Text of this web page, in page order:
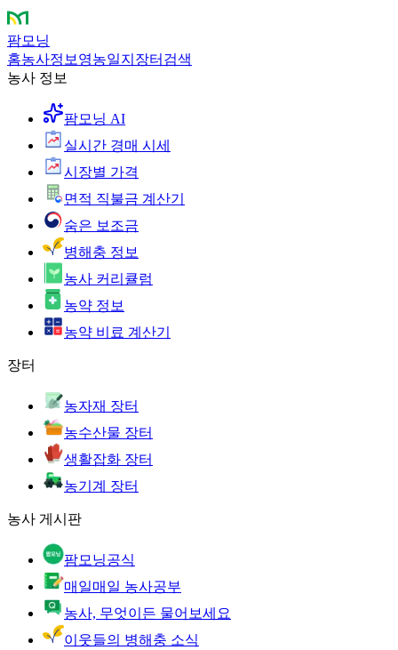
팜모닝
홈농사정보 영농일지 장터 검색
농사 정보
팜모닝 AI
실시간 경매 시세
시장별 가격
면적 직불금 계산기
숨은 보조금
병해충 정보
농사 커리큘럼
농약 정보
농약 비료 계산기
장터
농자재 장터
농수산물 장터
생활잡화 장터
농기계 장터
농사 게시판
팜모닝공식
매일매일 농사공부
농사, 무엇이든 물어보세요
이웃들의 병해충 소식